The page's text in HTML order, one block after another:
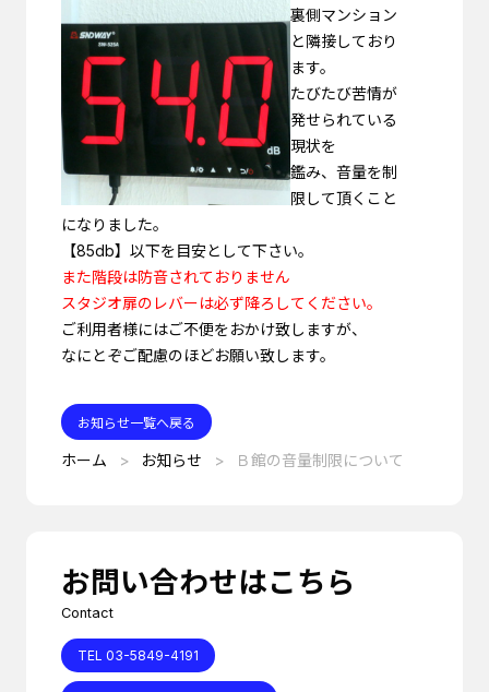
裏側マンション
と隣接しており
ます。
たびたび苦情が
発せられている
現状を
鑑み、音量を制
限して頂くこと
になりました。
【85db】以下を目安として下さい。
また階段は防音されておりません
スタジオ扉のレバーは必ず降ろしてください。
ご利用者様にはご不便をおかけ致しますが、
なにとぞご配慮のほどお願い致します。
お知らせ一覧へ戻る
ホーム お知らせ Ｂ館の音量制限について
お問い合わせはこちら
Contact
TEL 03-5849-4191